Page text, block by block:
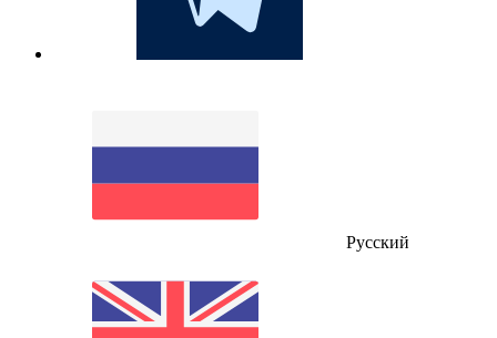
Русский